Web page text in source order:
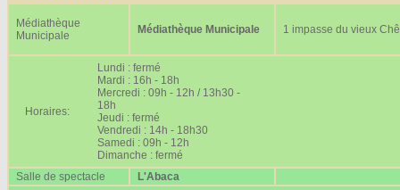
Médiathèque
Municipale
Médiathèque Municipale 1 impasse du vieux
Horaires:
Lundi : fermé
Mardi : 16h - 18h
Mercredi : 09h - 12h / 13h30 -
18h
Jeudi : fermé
Vendredi : 14h - 18h30
Samedi : 09h - 12h
Dimanche : fermé
Salle de spectacle
L'Abaca